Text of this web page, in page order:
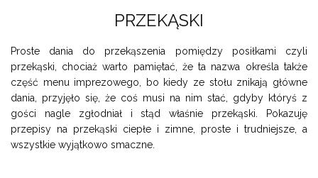
PRZEKĄSKI
Proste dania do przekąszenia pomiędzy posiłkami czyli
przekąski, chociaż warto pamiętać, że ta nazwa określa także
część menu imprezowego, bo kiedy ze stołu znikają główne
dania, przyjęło się, że coś musi na nim stać, gdyby któryś z
gości nagle zgłodniał i stąd właśnie przekąski. Pokazuję
przepisy na przekąski ciepłe i zimne, proste i trudniejsze, a
wszystkie wyjątkowo smaczne.